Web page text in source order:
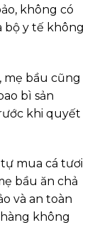
không có
bộ y tế không
mẹ bầu cũng
bì sản
khi quyết
mua cá tươi
bầu ăn chả
và an toàn
không